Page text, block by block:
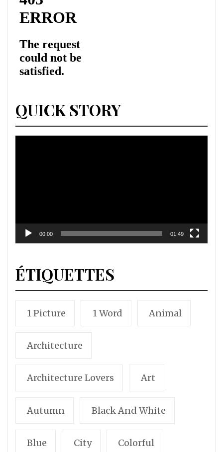
QUICK STORY
00:00 01:49
ÉTIQUETTES
1 Picture 1 Word Animal
Architecture
Architecture Lovers Art
Autumn Black And White
Blue City Colorful